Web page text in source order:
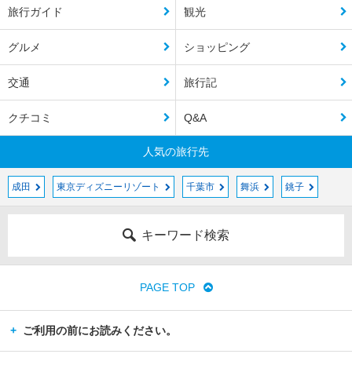
旅行ガイド 観光
グルメ ショッピング
交通 旅行記
クチコミ Q&A
人気の旅行先
成田 東京ディズニーリゾート 千葉市 舞浜 銚子
キーワード検索
PAGE TOP
ご利用の前にお読みください。